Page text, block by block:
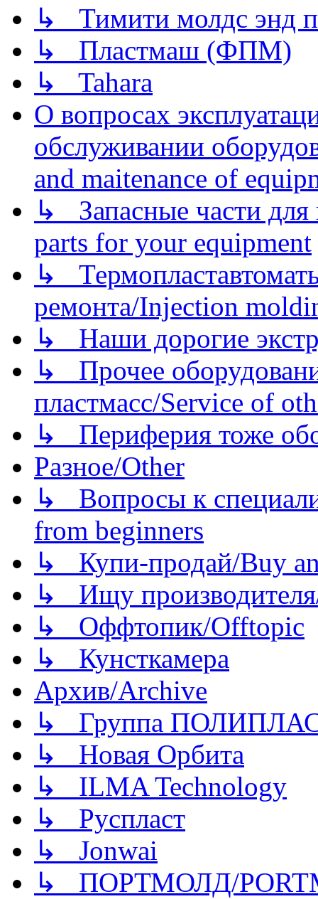
↳ Тимити молдс энд
↳ Пластмаш (ФПМ)
↳ Tahara
О вопросах
обслуживании
and maitenance of
↳ Запасные части для
parts for your equipment
↳
ремонта/Injection
↳ Наши дорогие
↳ Прочее
пластмасс/Service of
↳ Периферия тоже
Разное/Other
↳ Вопросы к
from beginners
↳ Купи-продай/Buy
↳ Ищу
↳ Оффтопик/Offtopic
↳ Кунсткамера
Архив/Archive
↳ Группа
↳ Новая Орбита
↳ ILMA Technology
↳ Руспласт
↳ Jonwai
↳ ПОРТМОЛД/